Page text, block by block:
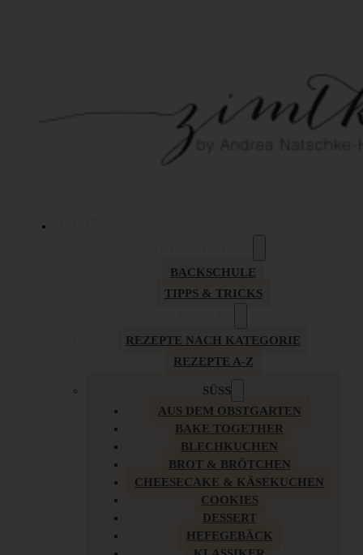
BACKSCHULE
TIPPS & TRICKS
REZEPTE NACH KATEGORIE
REZEPTE A-Z
SÜSS
AUS DEM OBSTGARTEN
BAKE TOGETHER
BLECHKUCHEN
BROT & BRÖTCHEN
CHEESECAKE & KÄSEKUCHEN
COOKIES
DESSERT
HEFEGEBÄCK